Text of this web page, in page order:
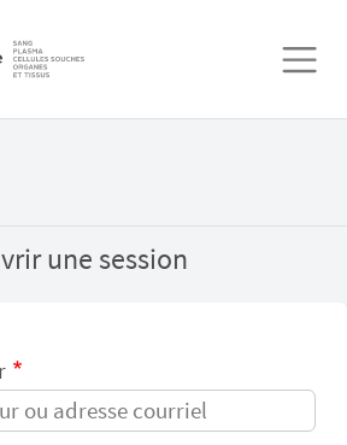
une session